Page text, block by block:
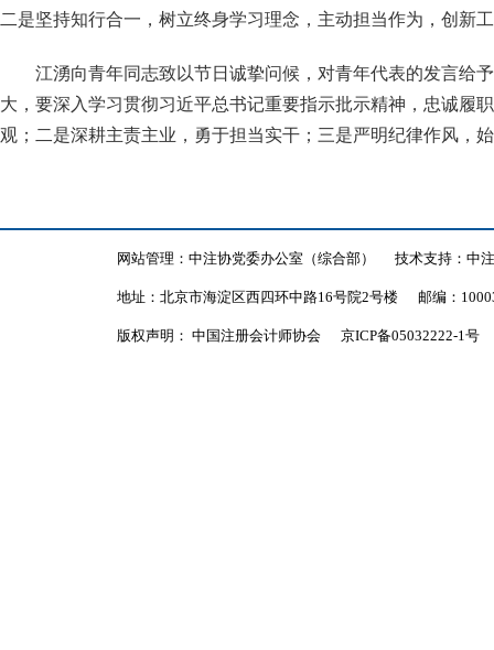
二是坚持知行合一，树立终身学习理念，主动担当作为，创新
江湧向青年同志致以节日 诚挚问候，对青年代表的发言给
大，要深入学习贯彻习近平总书记重要指示批示精神，忠诚履
观；二是深耕主责主业，勇于担当实干；三是严明纪律作风，
网站管理：中注协党委办公室（综合部） 技术支持：中
地址：北京市海淀区西四环中路16号院2号楼 邮编：
版权声明： 中国注册会计师协会 京ICP备05032222-1号